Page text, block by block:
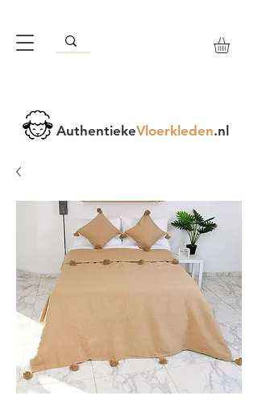
AuthentiekeVloerkleden.nl